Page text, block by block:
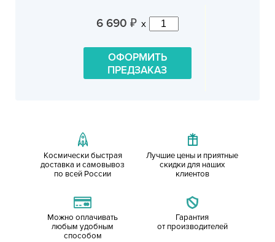
6 690 ₽ x
ОФОРМИТЬ
ПРЕДЗАКАЗ
Космически быстрая
доставка и самовывоз
по всей России
Лучшие цены и приятные
скидки для наших
клиентов
Можно оплачивать
любым удобным
способом
Гарантия
от производителей